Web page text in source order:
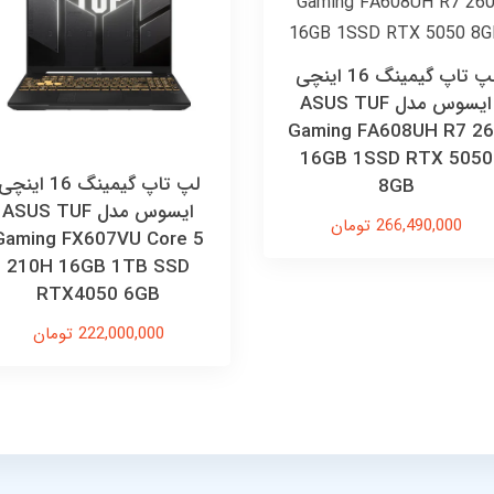
لپ تاپ گیمینگ 16 اینچی
ایسوس مدل ASUS TUF
Gaming FA608UH R7
16GB 1SSD RTX 5050
8GB
266,490,000 تومان
لپ تاپ گیمینگ 16
ایسوس مدل ASUS TUF
FX607VU Core 5
210H 16GB 1TB SSD
RTX4050 6GB
222,000,000 تومان